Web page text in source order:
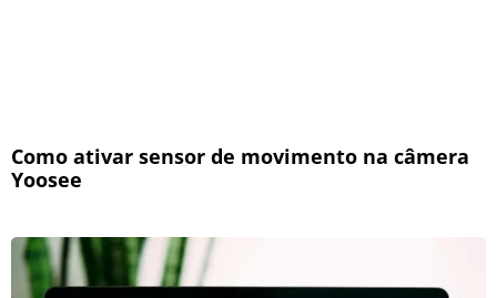
Como ativar sensor de movimento na câmera
Yoosee